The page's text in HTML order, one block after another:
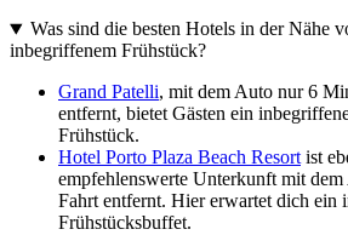
Was sind die besten Hotels in der Nähe
inbegriffenem Frühstück?
Grand Patelli, mit dem Auto nur 6
entfernt, bietet Gästen ein
Frühstück.
Hotel Porto Plaza Beach Resortist
empfehlenswerte Unterkunft mit
Fahrt entfernt. Hier erwartet dich ein
Frühstücksbuffet.